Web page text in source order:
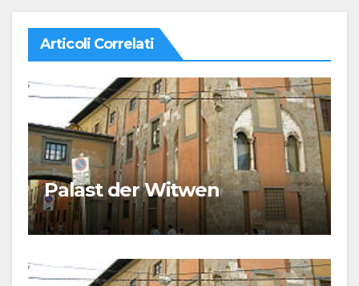
Articoli Correlati
Palast der Witwen